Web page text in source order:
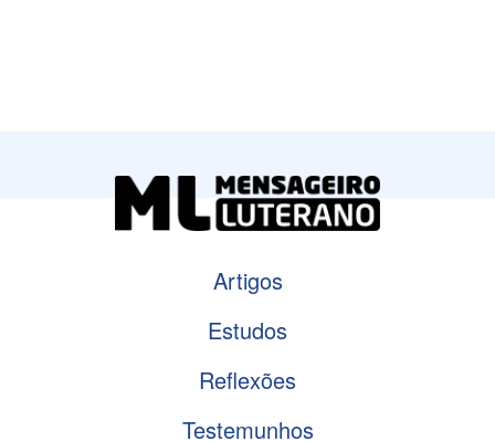
Artigos
Estudos
Reflexões
Testemunhos